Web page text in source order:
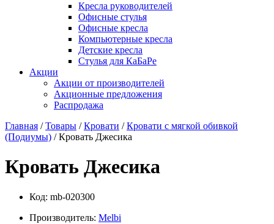
Кресла руководителей
Офисные стулья
Офисные кресла
Компьютерные кресла
Детские кресла
Стулья для КаБаРе
Акции
Акции от производителей
Акционные предложения
Распродажа
Главная /Товары /Кровати /Кровати с мягкой обивкой
(Подиумы) / Кровать Джесика
Кровать Джесика
Код: mb-020300
Производитель: Melbi